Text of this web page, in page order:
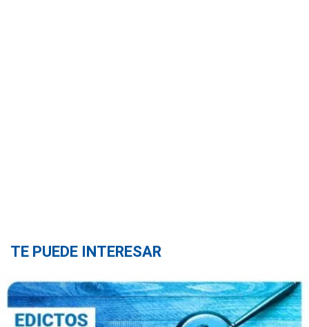
TE PUEDE INTERESAR